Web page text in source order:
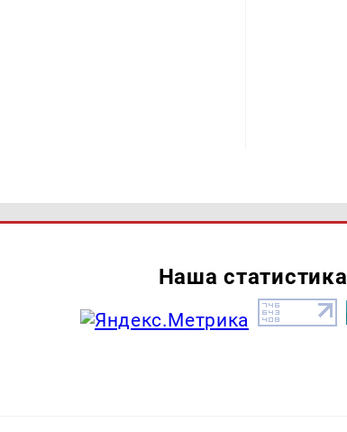
Наша статистика